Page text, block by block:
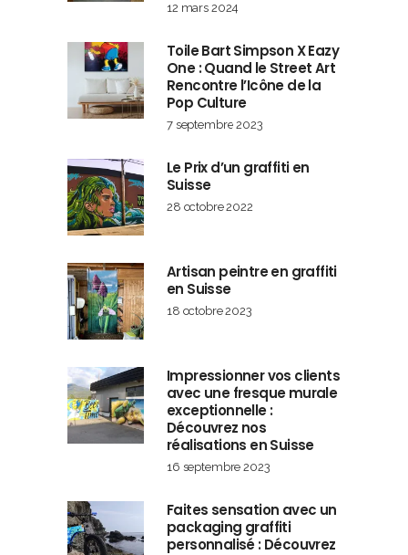
12 mars 2024
Toile Bart Simpson X Eazy
One : Quand le Street Art
Rencontre l’Icône de la
Pop Culture
7 septembre 2023
Le Prix d’un graffiti en
Suisse
28 octobre 2022
Artisan peintre en graffiti
en Suisse
18 octobre 2023
Impressionner vos clients
avec une fresque murale
exceptionnelle :
Découvrez nos
réalisations en Suisse
16 septembre 2023
Faites sensation avec un
packaging graffiti
personnalisé : Découvrez